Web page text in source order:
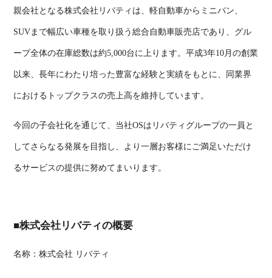
親会社となる株式会社リバティは、軽自動車からミニバン、
SUVまで幅広い車種を取り扱う総合自動車販売店であり、グル
ープ全体の在庫総数は約5,000台に上ります。平成3年10月の創業
以来、長年にわたり培った豊富な経験と実績をもとに、同業界
におけるトップクラスの売上高を維持しています。
今回の子会社化を通じて、当社OSはリバティグループの一員と
してさらなる発展を目指し、より一層お客様にご満足いただけ
るサービスの提供に努めてまいります。
■株式会社リバティの概要
名称：株式会社 リバティ